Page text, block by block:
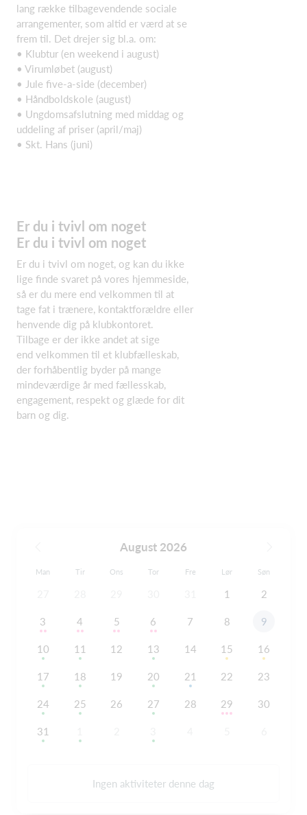
lang række tilbagevendende sociale
arrangementer, som altid er værd at se
frem til. Det drejer sig bl.a. om:
• Klubtur (en weekend i august)
• Virumløbet (august)
• Jule five-a-side (december)
• Håndboldskole (august)
• Ungdomsafslutning med middag og
uddeling af priser (april/maj)
• Skt. Hans (juni)
Er du i tvivl om noget
Er du i tvivl om noget
Er du i tvivl om noget, og kan du ikke
lige finde svaret på vores hjemmeside,
så er du mere end velkommen til at
tage fat i trænere, kontaktforældre eller
henvende dig på klubkontoret.
Tilbage er der ikke andet at sige
end velkommen til et klubfælleskab,
der forhåbentlig byder på mange
mindeværdige år med fællesskab,
engagement, respekt og glæde for dit
barn og dig.
August 2026
Man Tir Ons Tor Fre Lør Søn
1 2
3 4 5 6 7 8 9
10 11 12 13 14 15 16
17 18 19 20 21 22 23
24 25 26 27 28 29 30
31
Ingen aktiviteter denne dag